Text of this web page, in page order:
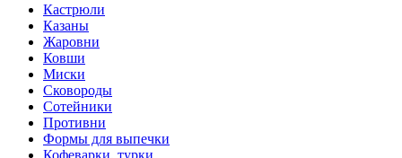
Кастрюли
Казаны
Жаровни
Ковши
Миски
Сковороды
Сотейники
Противни
Формы для выпечки
Кофеварки, турки